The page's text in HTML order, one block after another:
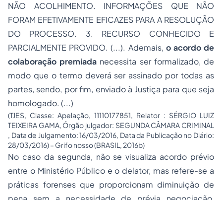
NÃO ACOLHIMENTO. INFORMAÇÕES QUE NÃO
FORAM EFETIVAMENTE EFICAZES PARA A RESOLUÇÃO
DO PROCESSO. 3. RECURSO CONHECIDO E
PARCIALMENTE PROVIDO. (...). Ademais, o acordo de
colaboração premiada necessita ser formalizado, de
modo que o termo deverá ser assinado por todas as
partes, sendo, por fim, enviado à Justiça para que seja
homologado. (...)
(TJES, Classe: Apelação, 11110177851, Relator : SÉRGIO LUIZ
TEIXEIRA GAMA, Órgão julgador: SEGUNDA CÂMARA CRIMINAL
, Data de Julgamento: 16/03/2016, Data da Publicação no Diário:
28/03/2016) – Grifo nosso (BRASIL, 2016b)
No caso da segunda, não se visualiza acordo prévio
entre o Ministério Público e o delator, mas refere-se a
práticas forenses que proporcionam diminuição de